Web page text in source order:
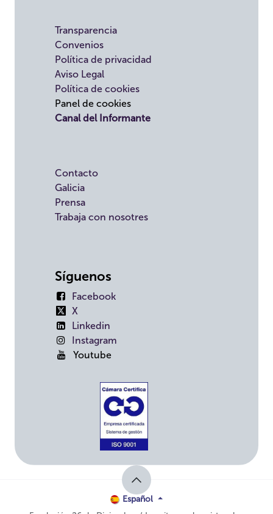
Transparencia
Convenios
Política de privacidad
Aviso Legal
Política de cookies
Panel de cookies
Canal del Informante
Contacto
Galicia
Prensa
Trabaja con nosotres
Síguenos
Facebook
X
Linkedin
Instagram
Youtube
Español